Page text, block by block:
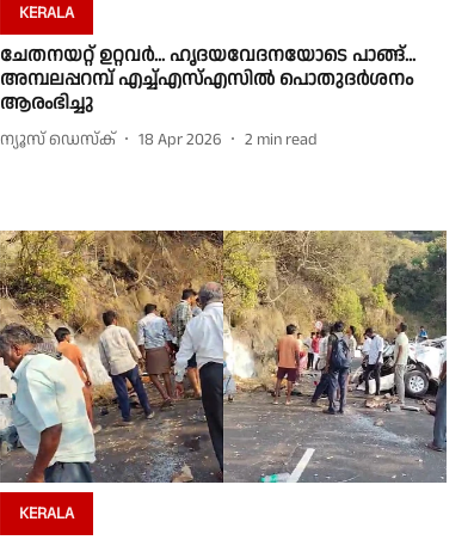
KERALA
ചേതനയറ്റ് ഉറ്റവർ... ഹൃദയവേദനയോടെ പാങ്ങ്...
അമ്പലപ്പറമ്പ് എച്ച്എസ്എസിൽ പൊതുദർശനം
ആരംഭിച്ചു
ന്യൂസ് ഡെസ്ക് 18 Apr 2026 2 min read
KERALA